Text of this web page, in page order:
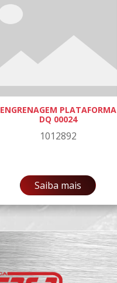
ENGRENAGEM PLATAFORMA
DQ 00024
1012892
Saiba mais